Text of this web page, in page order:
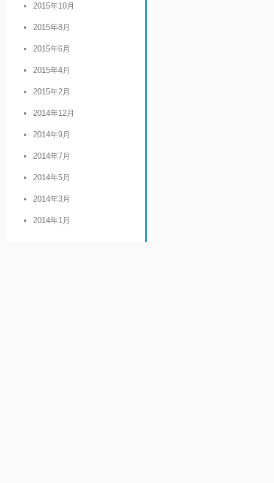
2015年10月
2015年8月
2015年6月
2015年4月
2015年2月
2014年12月
2014年9月
2014年7月
2014年5月
2014年3月
2014年1月